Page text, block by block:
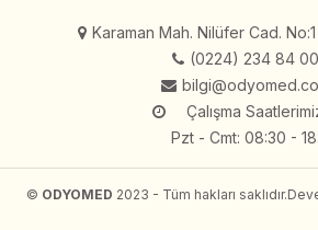
Karaman Mah. Nilüfer Cad.
(0224) 234 84 00
Çalışma
Pzt - Cmt: 08:30 -
© ODYOMED 2023 - Tüm hakları saklıdır.